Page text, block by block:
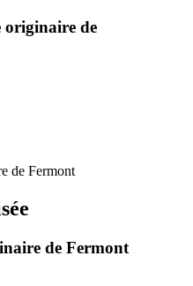
originaire de
de Fermont